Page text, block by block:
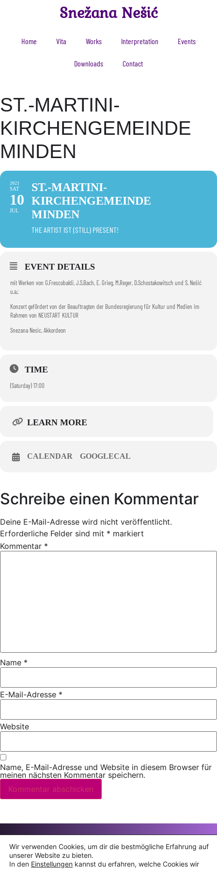
Snežana Nešić
Home Vita Works Interpretation Events
Downloads Contact
ST.-MARTINI-
KIRCHENGEMEINDE
MINDEN
2021
SAT
10
JUL
ST.-MARTINI-
KIRCHENGEMEINDE
MINDEN
THE ARTIST IST (STILL) PRESENT!
EVENT DETAILS
mit Werken von G.Frescobaldi, J.S.Bach, E. Grieg, M.Reger, D.Schostakowitsch und S. Nešić
u.a.;
Konzert gefördert von der Beauftragten der Bundesregierung für Kultur und Medien im
Rahmen von NEUSTART KULTUR
Snezana Nesic, Akkordeon
TIME
(Saturday) 17:00
LEARN MORE
CALENDAR GOOGLECAL
Schreibe einen Kommentar
Deine E-Mail-Adresse wird nicht veröffentlicht.
Erforderliche Felder sind mit * markiert
Kommentar *
Name *
E-Mail-Adresse *
Website
Name, E-Mail-Adresse und Website in diesem Browser für
meinen nächsten Kommentar speichern.
© 2006 – 2026 Snežana Nešić · Alle Rechte vorbehalten
Datenschutz
Wir verwenden Cookies, um dir die bestmögliche Erfahrung auf
unserer Website zu bieten.
In den Einstellungen kannst du erfahren, welche Cookies wir